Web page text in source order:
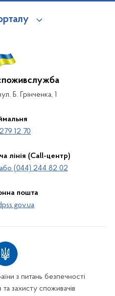
Б. Грінченка, 1
12 70
лінія (Call-центр)
(044) 244 82 02
пошта
з питань безпечності
захисту споживачів